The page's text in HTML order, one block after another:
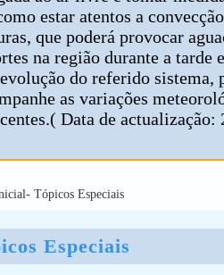
estar atentos a
que poderá provocar
na região durante a tarde
do referido sistema,
as variações
Data de actualização:
Tópicos Especiais
Especiais